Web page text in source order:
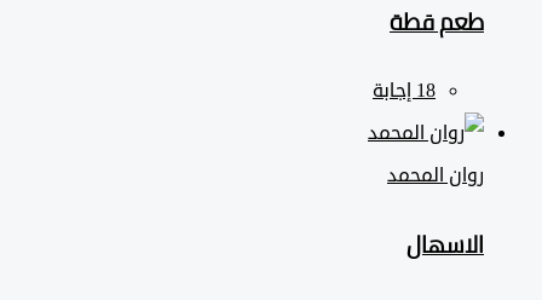
طعم قطة
روان المحمد
الاسهال